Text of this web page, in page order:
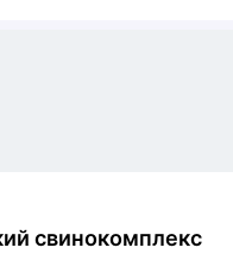
свинокомплекс